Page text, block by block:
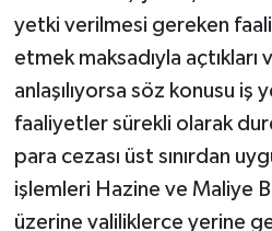
yetki verilmesi gereken
etmek maksadıyla
anlaşılıyorsa söz konusu iş
faaliyetler sürekli olarak
para cezası üst sınırdan
işlemleri Hazine ve Maliye
üzerine valiliklerce yerine